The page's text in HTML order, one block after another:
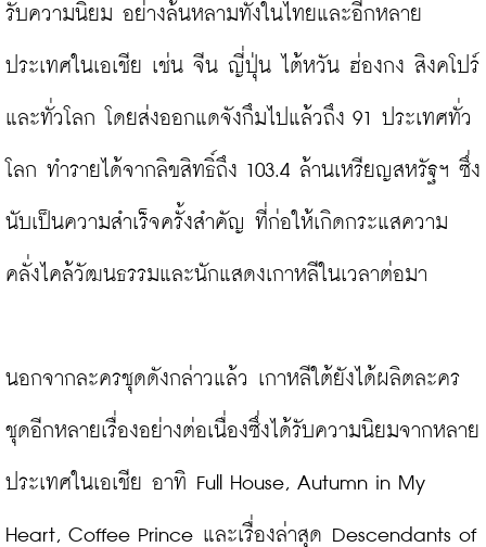
รับความนิยม อย่างล้นหลามทั้งในไทยและอีกหลาย
ประเทศในเอเชีย เช่น จีน ญี่ปุ่น ไต้หวัน ฮ่องกง สิงคโปร์
และทั่วโลก โดยส่งออกแดจังกึมไปแล้วถึง 91 ประเทศทั่ว
โลก ทำรายได้จากลิขสิทธิ์ถึง 103.4 ล้านเหรียญสหรัฐฯ ซึ่ง
นับเป็นความสำเร็จครั้งสำคัญ ที่ก่อให้เกิดกระแสความ
คลั่งไคล้วัฒนธรรมและนักแสดงเกาหลีในเวลาต่อมา
นอกจากละครชุดดังกล่าวแล้ว เกาหลีใต้ยังได้ผลิตละคร
ชุดอีกหลายเรื่องอย่างต่อเนื่องซึ่งได้รับความนิยมจากหลาย
ประเทศในเอเชีย อาทิ Full House, Autumn in My
Heart, Coffee Prince และเรื่องล่าสุด Descendants of